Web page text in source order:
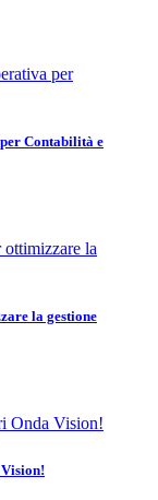
Contabilità e
la gestione